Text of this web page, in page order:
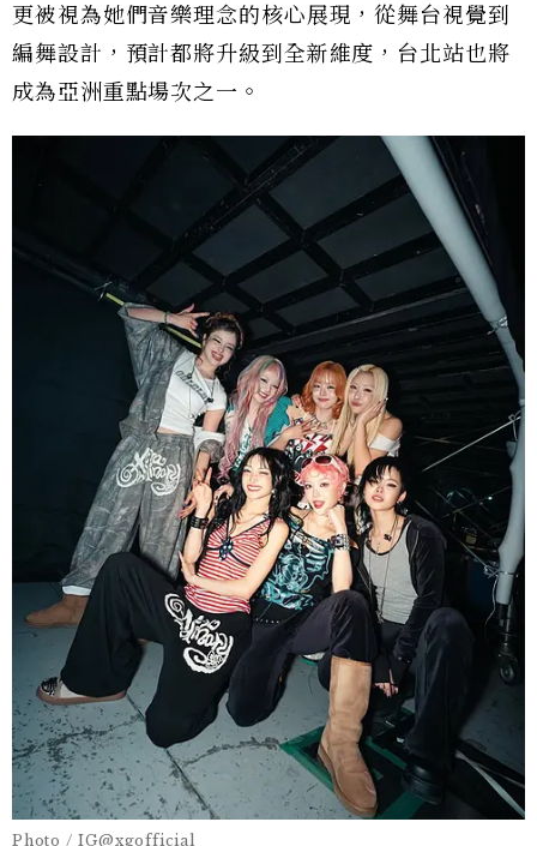
更被視為她們音樂理念的核心展現，從舞台視覺到
編舞設計，預計都將升級到全新維度，台北站也將
成為亞洲重點場次之一。
Photo / IG@xgofficial